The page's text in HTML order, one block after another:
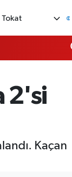
Tokat
2'si
Kaçan